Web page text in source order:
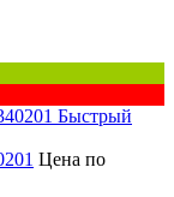
Быстрый
Цена по